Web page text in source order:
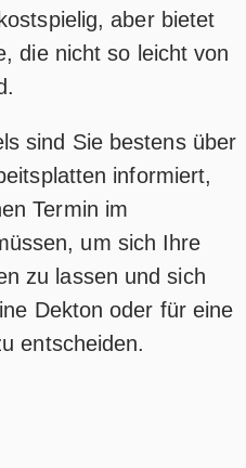
aber bietet
die nicht so leicht von
sind Sie bestens über
informiert,
Termin im
um sich Ihre
zu lassen und sich
Dekton oder für eine
entscheiden.